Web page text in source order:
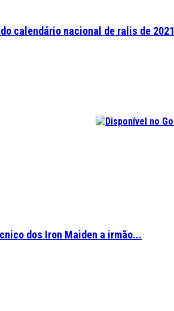
calendário nacional de ralis de 2021
dos Iron Maiden a irmão...